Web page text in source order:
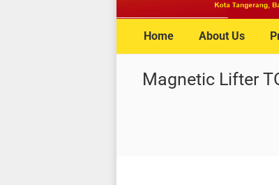
Home About Us
Magnetic Lifter